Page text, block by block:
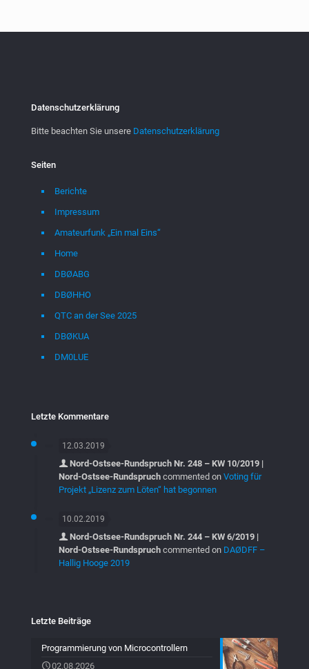
Datenschutzerklärung
Bitte beachten Sie unsere Datenschutzerklärung
Seiten
Berichte
Impressum
Amateurfunk „Ein mal Eins“
Home
DBØABG
DBØHHO
QTC an der See 2025
DBØKUA
DM0LUE
Letzte Kommentare
12.03.2019
Nord-Ostsee-Rundspruch Nr. 248 – KW 10/2019 |
Nord-Ostsee-Rundspruch commented on Voting für
Projekt „Lizenz zum Löten“ hat begonnen
10.02.2019
Nord-Ostsee-Rundspruch Nr. 244 – KW 6/2019 |
Nord-Ostsee-Rundspruch commented on DAØDFF –
Hallig Hooge 2019
Letzte Beiträge
Programmierung von Microcontrollern
02.08.2026